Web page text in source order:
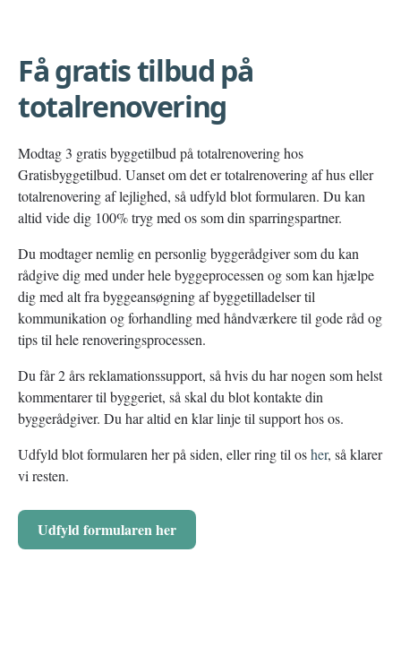
Få gratis tilbud på
totalrenovering
Modtag 3 gratis byggetilbud på totalrenovering hos
Gratisbyggetilbud. Uanset om det er totalrenovering af hus eller
totalrenovering af lejlighed, så udfyld blot formularen. Du kan
altid vide dig 100% tryg med os som din sparringspartner.
Du modtager nemlig en personlig byggerådgiver som du kan
rådgive dig med under hele byggeprocessen og som kan hjælpe
dig med alt fra byggeansøgning af byggetilladelser til
kommunikation og forhandling med håndværkere til gode råd og
tips til hele renoveringsprocessen.
Du får 2 års reklamationssupport, så hvis du har nogen som helst
kommentarer til byggeriet, så skal du blot kontakte din
byggerådgiver. Du har altid en klar linje til support hos os.
Udfyld blot formularen her på siden, eller ring til osher, så klarer
vi resten.
Udfyld formularen her